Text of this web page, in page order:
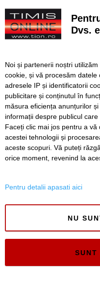
SERVICII Redactia
Termeni si
Dvs.
Noi și partenerii noștri
cookie, și vă procesăm
adresele IP și identificatorii
publicitare și conținutul în
măsura eficiența anunțurilor
informații despre publicul
Faceți clic mai jos pentru a
acestei tehnologii și
aceste scopuri. Vă puteți
orice moment, revenind la
Pentru detalii apasati aici
NU
SUNT